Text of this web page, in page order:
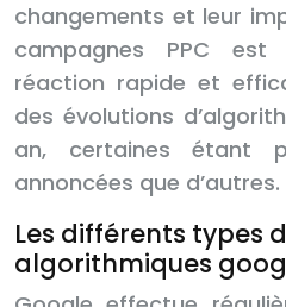
changements et leur
campagnes PPC
réaction rapide et
des évolutions
an, certaines étant
annoncées que d’autres.
Les différents types
algorithmiques